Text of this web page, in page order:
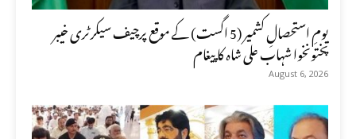
یومِ استحصالِ کشمیر (5 اگست) کے موقع پرچیف سیکرٹری خیبر
پختونخوا شہاب علی شاہ کا پیغام
August 6, 2026